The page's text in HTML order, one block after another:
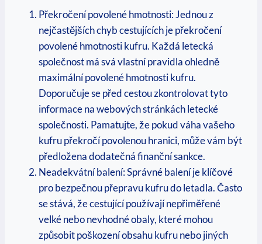
Překročení povolené hmotnosti: Jednou z
nejčastějších chyb cestujících je překročení
povolené hmotnosti kufru. Každá letecká
společnost má svá vlastní pravidla ohledně
maximální povolené hmotnosti kufru.
Doporučuje se před cestou zkontrolovat tyto
informace na webových stránkách letecké
společnosti. Pamatujte, že pokud váha vašeho
kufru překročí povolenou hranici, může vám být
předložena dodatečná finanční sankce.
Neadekvátní balení: Správné balení je klíčové
pro bezpečnou přepravu kufru do letadla. Často
se stává, že cestující používají nepřiměřené
velké nebo nevhodné obaly, které mohou
způsobit poškození obsahu kufru nebo jiných